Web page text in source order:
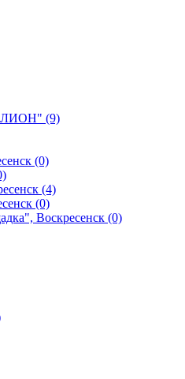
(9)
(0)
(4)
(0)
Воскресенск (0)